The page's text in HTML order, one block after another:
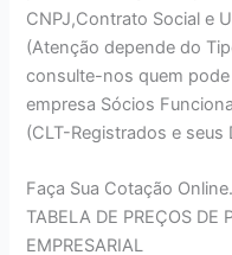
CNPJ,Contrato Social e
(Atenção depende do
consulte-nos quem
empresa Sócios
(CLT-Registrados e seus
Faça Sua Cotação Online.
TABELA DE PREÇOS DE
EMPRESARIAL